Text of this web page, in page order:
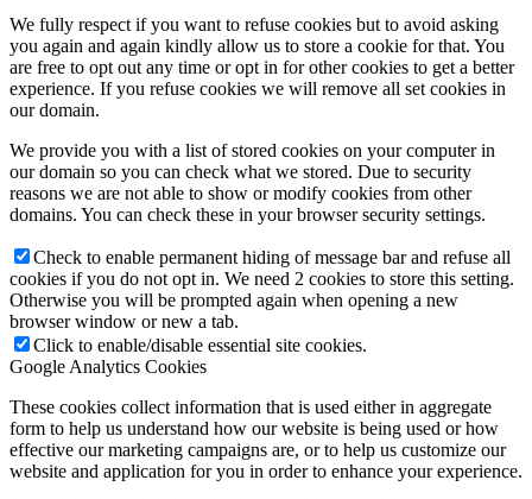
We fully respect if you want to refuse cookies but to avoid asking
you again and again kindly allow us to store a cookie for that. You
are free to opt out any time or opt in for other cookies to get a better
experience. If you refuse cookies we will remove all set cookies in
our domain.
We provide you with a list of stored cookies on your computer in
our domain so you can check what we stored. Due to security
reasons we are not able to show or modify cookies from other
domains. You can check these in your browser security settings.
Check to enable permanent hiding of message bar and refuse all
cookies if you do not opt in. We need 2 cookies to store this setting.
Otherwise you will be prompted again when opening a new
browser window or new a tab.
Click to enable/disable essential site cookies.
Google Analytics Cookies
These cookies collect information that is used either in aggregate
form to help us understand how our website is being used or how
effective our marketing campaigns are, or to help us customize our
website and application for you in order to enhance your experience.